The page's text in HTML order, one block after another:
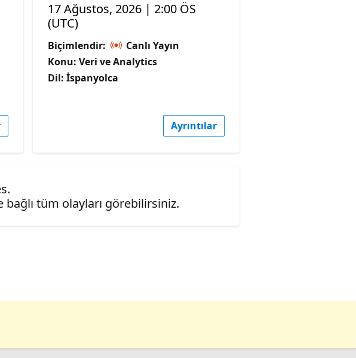
17 Ağustos, 2026 | 2:00 ÖS
(UTC)
Biçimlendir:
Canlı Yayın
Konu: Veri ve Analytics
Dil: İspanyolca
Ayrıntılar
tüm olayları görebilirsiniz.